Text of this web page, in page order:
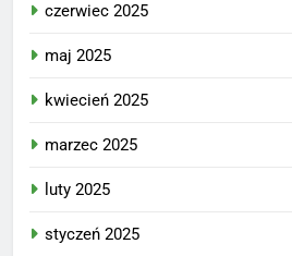
czerwiec 2025
maj 2025
kwiecień 2025
marzec 2025
luty 2025
styczeń 2025